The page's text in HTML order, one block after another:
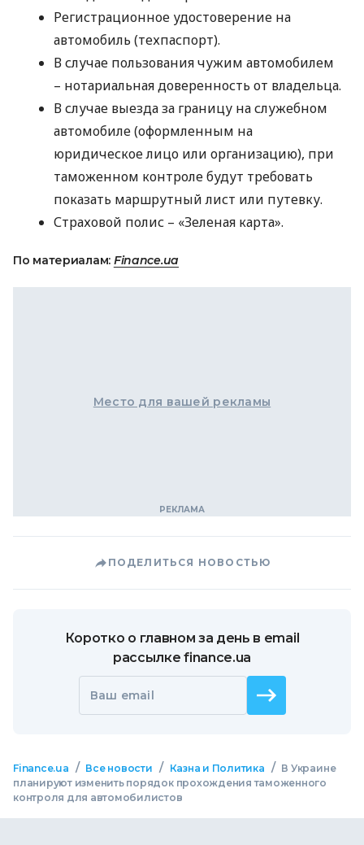
Регистрационное удостоверение на
автомобиль (техпаспорт).
В случае пользования чужим автомобилем
– нотариальная доверенность от владельца.
В случае выезда за границу на служебном
автомобиле (оформленным на
юридическое лицо или организацию), при
таможенном контроле будут требовать
показать маршрутный лист или путевку.
Страховой полис – «Зеленая карта».
По материалам: Finance.ua
Место для вашей рекламы
ПОДЕЛИТЬСЯ НОВОСТЬЮ
Коротко о главном за день в email
рассылке finance.ua
Ваш email
Finance.ua / Все новости / Казна и Политика / В Украине
планируют изменить порядок прохождения таможенного
контроля для автомобилистов